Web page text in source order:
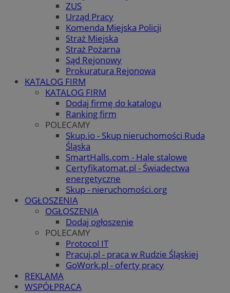
ZUS
Urząd Pracy
Komenda Miejska Policji
Straż Miejska
Straż Pożarna
Sąd Rejonowy
Prokuratura Rejonowa
KATALOG FIRM
KATALOG FIRM
Dodaj firmę do katalogu
Ranking firm
POLECAMY
Skup.io - Skup nieruchomości Ruda
Śląska
SmartHalls.com - Hale stalowe
Certyfikatomat.pl - Świadectwa
energetyczne
Skup - nieruchomości.org
OGŁOSZENIA
OGŁOSZENIA
Dodaj ogłoszenie
POLECAMY
Protocol IT
Pracuj.pl - praca w Rudzie Śląskiej
GoWork.pl - oferty pracy
REKLAMA
WSPÓŁPRACA